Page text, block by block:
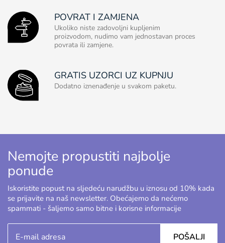
POVRAT I ZAMJENA
Ukoliko niste zadovoljni kupljenim
proizvodom, nudimo vam jednostavan proces
povrata ili zamjene.
GRATIS UZORCI UZ KUPNJU
Dodatno iznenađenje u svakom paketu.
Nemojte propustiti najbolje
ponude
Iskoristite popust na sljedeću narudžbu u iznosu od 10% kada
se prijavite na naš newsletter. Obećajemo da nećemo
spammati - šaljemo samo bitne i korisne informacije
POŠALJI